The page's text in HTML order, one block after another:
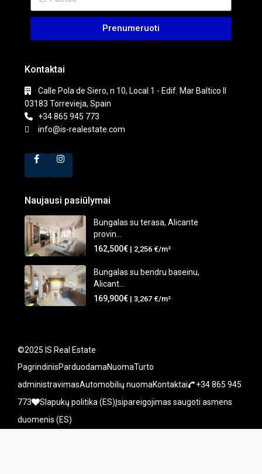
Prenumeruoti
Kontaktai
Calle Pola de Siero, n 10, Local 1 - Edif. Mar Baltico II
03183 Torrevieja, Spain
+34 865 945 773
info@is-realestate.com
Naujausi pasiūlymai
Bungalas su terasa, Alicante
provin...
162,500€ | 2,256 €/m²
Bungalas su bendru baseinu,
Alicant...
169,900€ | 3,267 €/m²
©2025 IS Real Estate
PagrindinisParduodamaNuomaTurto
administravimasAutomobilių nuomaKontaktai
+34 865 945
773
Slapukų politika (ES)Įsipareigojimas saugoti asmens
duomenis (ES)